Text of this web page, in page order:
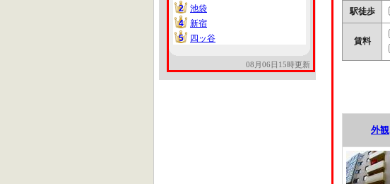
2
2
池袋
4
4
新宿
5
5 四ッ谷
08月06日15時更新
駅徒歩
賃料
外観